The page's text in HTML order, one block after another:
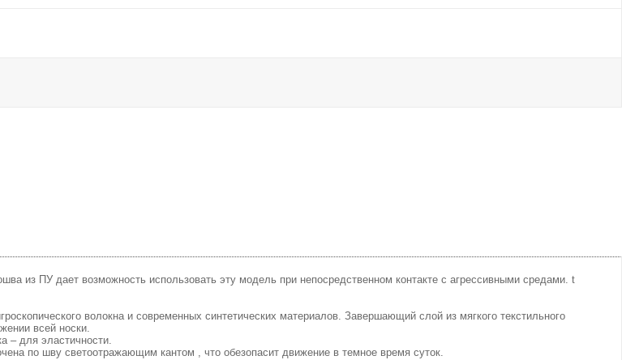
из ПУ дает возможность использовать эту модель при непосредственном контакте с агрессивными средами. t
волокна и современных синтетических материалов. Завершающий слой из мягкого текстильного
всей носки.
– для эластичности.
по шву светоотражающим кантом , что обезопасит движение в темное время суток.